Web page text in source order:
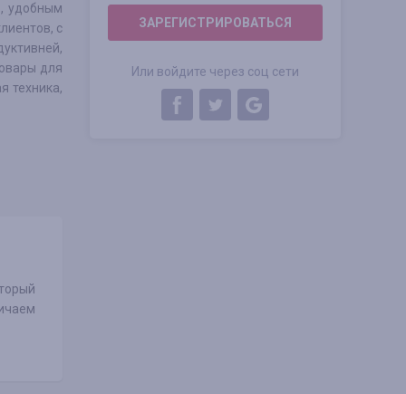
ЗАРЕГИСТРИРОВАТЬСЯ
Или войдите через соц сети
удобным
с
для
техника,